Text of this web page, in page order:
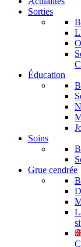
Sorties
Éducation
Soins
Grue cendrée